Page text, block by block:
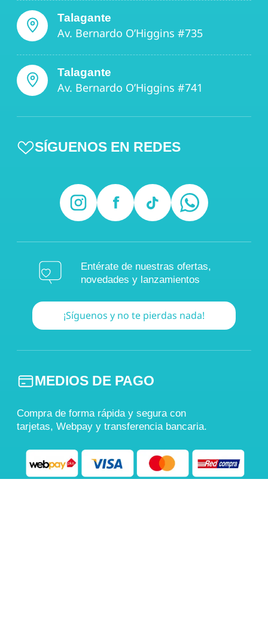
Talagante
Av. Bernardo O’Higgins #735
Talagante
Av. Bernardo O’Higgins #741
SÍGUENOS EN REDES
Entérate de nuestras ofertas,
novedades y lanzamientos
¡Síguenos y no te pierdas nada!
MEDIOS DE PAGO
Compra de forma rápida y segura con
tarjetas, Webpay y transferencia bancaria.